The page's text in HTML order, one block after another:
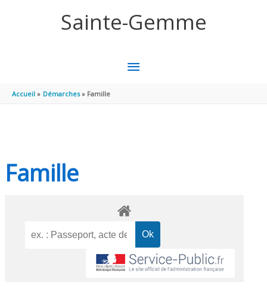
Sainte-Gemme
MENU
Accueil Démarches Famille
Famille